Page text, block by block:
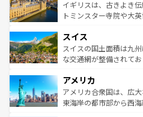
香り高いラベンダー畑
らに、パリ以外の地域
れる地方に足を運ぶと
きるだろう。
を参照してほしい。
ルリンの文化的活気、
してライン川沿いのワ
は、お酒好きな人にはぜひ体験
ドイツ情報はコンテン
イギリスは、古きよき
トミンスター寺院や大
リアごとに異なる魅力
ティー、ビール好きに
戦など、本場だからこ
ンツ一覧を参照してほし
スイス
スイスの国土面積は九
な交通網が整備されて
の建物がそのまま残る
博物館もあり、アルプ
ことができる。国民の
アメリカ
アメリカ合衆国は、広
東海岸の都市部から西